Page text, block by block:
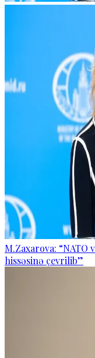
M.Zaxarova:
hissəsinə çevrilib”